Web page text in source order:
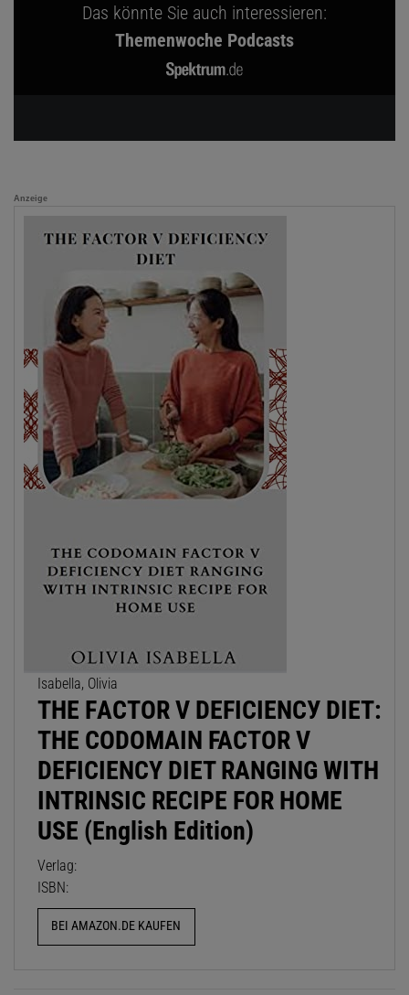
Das könnte Sie auch interessieren:
Themenwoche Podcasts
Anzeige
Isabella, Olivia
THE FАСTОR V DЕFІСІЕNСУ DIET:
THE CODOMAIN FACTOR V
DEFICIENCY DIET RANGING WITH
INTRINSIC RECIPE FOR HOME
USE (English Edition)
Verlag:
ISBN:
BEI AMAZON.DE KAUFEN